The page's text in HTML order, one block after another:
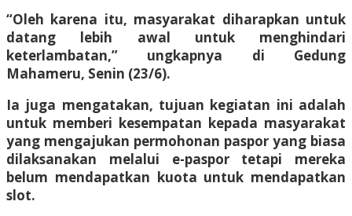
“Oleh karena itu, masyarakat diharapkan untuk
datang lebih awal untuk menghindari
keterlambatan,” ungkapnya di Gedung
Mahameru, Senin (23/6).
Ia juga mengatakan, tujuan kegiatan ini adalah
untuk memberi kesempatan kepada masyarakat
yang mengajukan permohonan paspor yang biasa
dilaksanakan melalui e-paspor tetapi mereka
belum mendapatkan kuota untuk mendapatkan
slot.